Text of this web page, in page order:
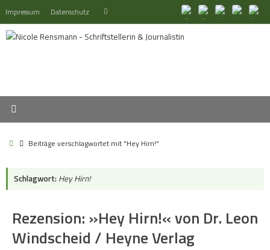
Inhalt
springen
Impressum Datenschutz Suchen
StartBeiträge verschlagwortet mit "Hey Hirn!"
Schlagwort: Hey Hirn!
Rezension: »Hey Hirn!« von Dr. Leon
Windscheid / Heyne Verlag